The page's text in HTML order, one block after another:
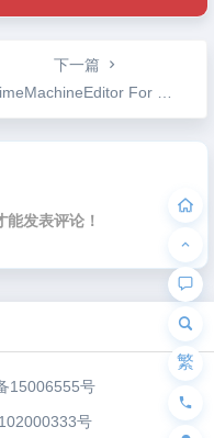
下一篇
For Mac v4.5.8 系统备份时间修改工具
能发表评论！
15006555号
号
繁